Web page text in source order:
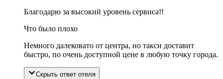
Благодарю за высокий уровень сервиса!!
Что было плохо
Немного далековато от центра, но такси доставит
быстро, по очень доступной цене в любую точку города.
Скрыть ответ отеля